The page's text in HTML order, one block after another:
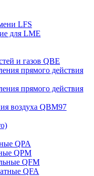
LFS
для LME
и газов QBE
прямого действия
прямого действия
воздуха QBM97
QPA
QPM
QFM
QFA